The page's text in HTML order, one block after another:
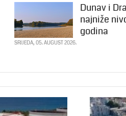
Dunav i
najniže
godina
SRIJEDA, 05. AUGUST 2026.